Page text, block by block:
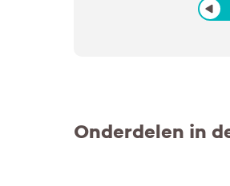
Onderdelen in